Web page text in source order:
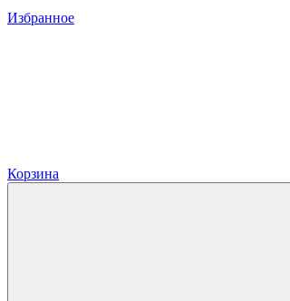
Избранное
Корзина